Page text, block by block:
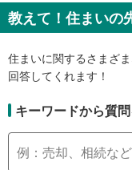
教えて！住まいの
住まいに関するさまざ
回答してくれます！
キーワードから質